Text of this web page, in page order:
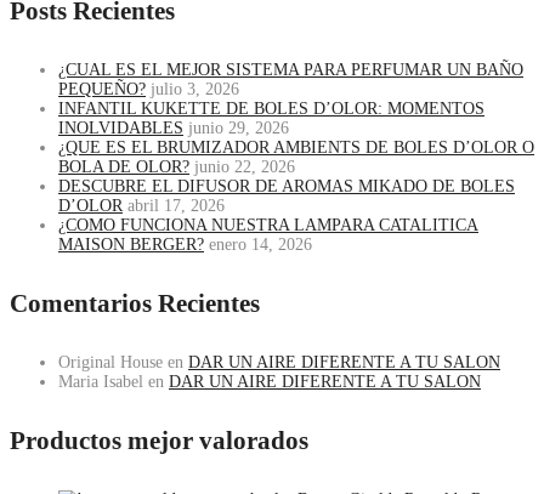
Posts Recientes
¿CUAL ES EL MEJOR SISTEMA PARA PERFUMAR UN BAÑO
PEQUEÑO? julio 3, 2026
INFANTIL KUKETTE DE BOLES D’OLOR: MOMENTOS
INOLVIDABLES junio 29, 2026
¿QUE ES EL BRUMIZADOR AMBIENTS DE BOLES D’OLOR O
BOLA DE OLOR? junio 22, 2026
DESCUBRE EL DIFUSOR DE AROMAS MIKADO DE BOLES
D’OLOR abril 17, 2026
¿COMO FUNCIONA NUESTRA LAMPARA CATALITICA
MAISON BERGER? enero 14, 2026
Comentarios Recientes
Original House en DAR UN AIRE DIFERENTE A TU SALON
Maria Isabel en DAR UN AIRE DIFERENTE A TU SALON
Productos mejor valorados